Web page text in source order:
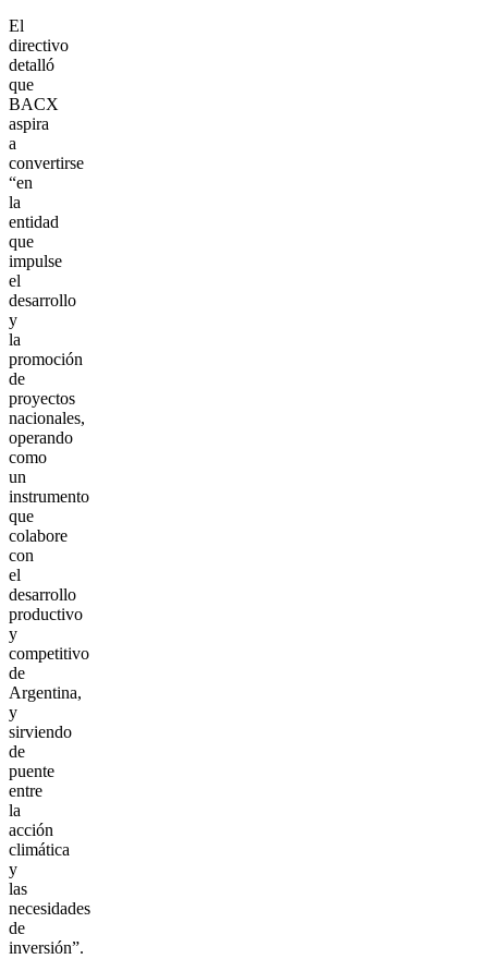
El
directivo
detalló
que
BACX
aspira
a
convertirse
“en
la
entidad
que
impulse
el
desarrollo
y
la
promoción
de
proyectos
nacionales,
operando
como
un
instrumento
que
colabore
con
el
desarrollo
productivo
y
competitivo
de
Argentina,
y
sirviendo
de
puente
entre
la
acción
climática
y
las
necesidades
de
inversión”.